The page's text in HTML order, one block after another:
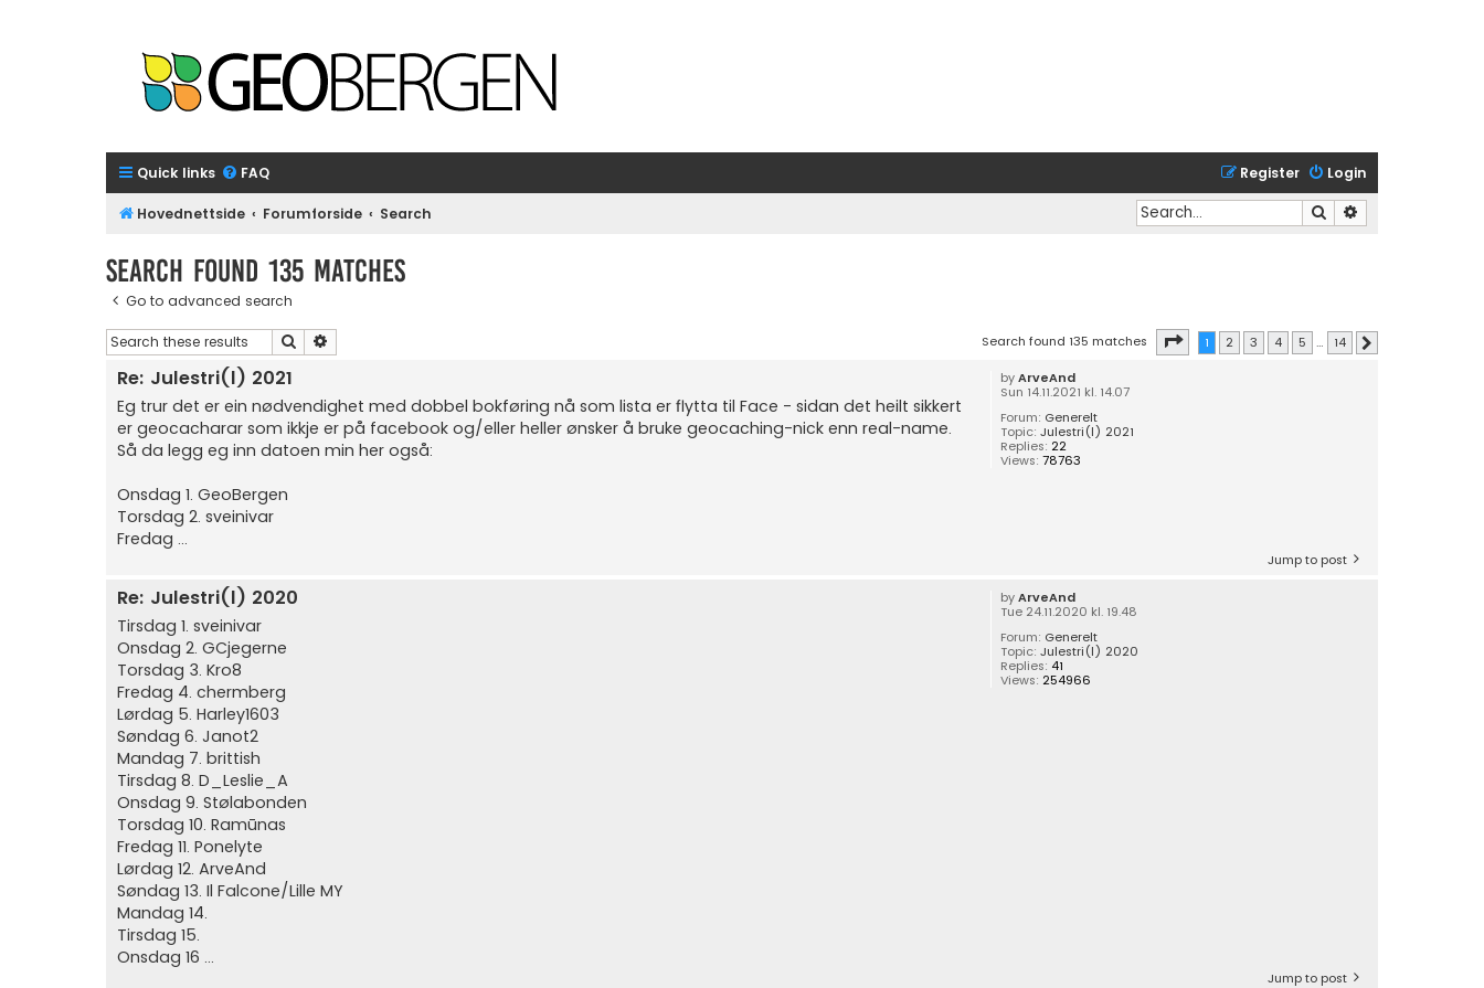
Quick links FAQ Login
Register
Hovednettside Forumforside Search Search
Search found 135 matches
Go to advanced search
Search Search found 135 matches Page of 14
1 2 3 4 5 … 14
byArveAnd
Sun 14.11.2021 kl. 14.07
Forum: Generelt
Topic:Julestri(l) 2021
Replies: 22
Views:78763
Re: Julestri(l) 2021
Eg trur det er ein nødvendighet med dobbel bokføring nå som lista er flytta til Face - sidan det heilt sikkert
er geocacharar som ikkje er på facebook og/eller heller ønsker å bruke geocaching-nick enn real-name.
Så da legg eg inn datoen min her også:
Onsdag 1. GeoBergen
Torsdag 2. sveinivar
Fredag ...
Jump to post
byArveAnd
Tue 24.11.2020 kl. 19.48
Forum: Generelt
Topic:Julestri(l) 2020
Replies: 41
Views: 254966
Re: Julestri(l) 2020
Tirsdag 1. sveinivar
Onsdag 2. GCjegerne
Torsdag 3. Kro8
Fredag 4. chermberg
Lørdag 5. Harley1603
Søndag 6. Janot2
Mandag 7. brittish
Tirsdag 8. D_Leslie_A
Onsdag 9. Stølabonden
Torsdag 10. Ramūnas
Fredag 11. Ponelyte
Lørdag 12. ArveAnd
Søndag 13. Il Falcone/Lille MY
Mandag 14.
Tirsdag 15.
Onsdag 16 ...
Jump to post